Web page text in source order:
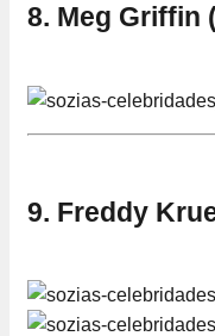
8. Meg Griffin
9. Freddy